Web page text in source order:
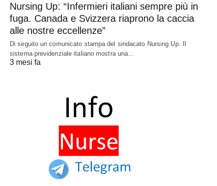
Nursing Up: “Infermieri italiani sempre più in
fuga. Canada e Svizzera riaprono la caccia
alle nostre eccellenze”
Di seguito un comunicato stampa del sindacato Nursing Up. Il
sistema previdenziale italiano mostra una…
3 mesi fa